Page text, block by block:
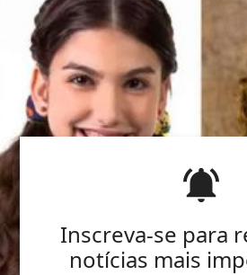
Inscreva-se para
notícias mais